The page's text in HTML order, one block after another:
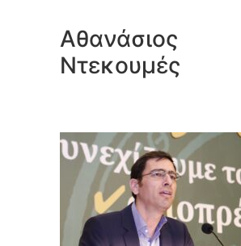
Αθανάσιος
Ντεκουμές